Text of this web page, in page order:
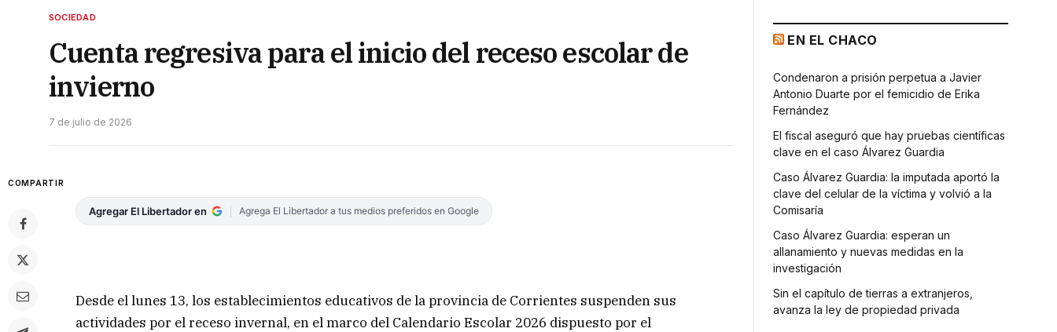
SOCIEDAD
Cuenta regresiva para el inicio del receso escolar de
invierno
7 de julio de 2026
COMPARTIR
Agregar El Libertador en Agrega El Libertador a tus medios preferidos en Google
Desde el lunes 13, los establecimientos educativos de la provincia de Corrientes suspenden sus
actividades por el receso invernal, en el marco del Calendario Escolar 2026 dispuesto por el
EN EL CHACO
Condenaron a prisión perpetua a Javier
Antonio Duarte por el femicidio de Erika
Fernández
El fiscal aseguró que hay pruebas científicas
clave en el caso Álvarez Guardia
Caso Álvarez Guardia: la imputada aportó la
clave del celular de la víctima y volvió a la
Comisaría
Caso Álvarez Guardia: esperan un
allanamiento y nuevas medidas en la
investigación
Sin el capítulo de tierras a extranjeros,
avanza la ley de propiedad privada